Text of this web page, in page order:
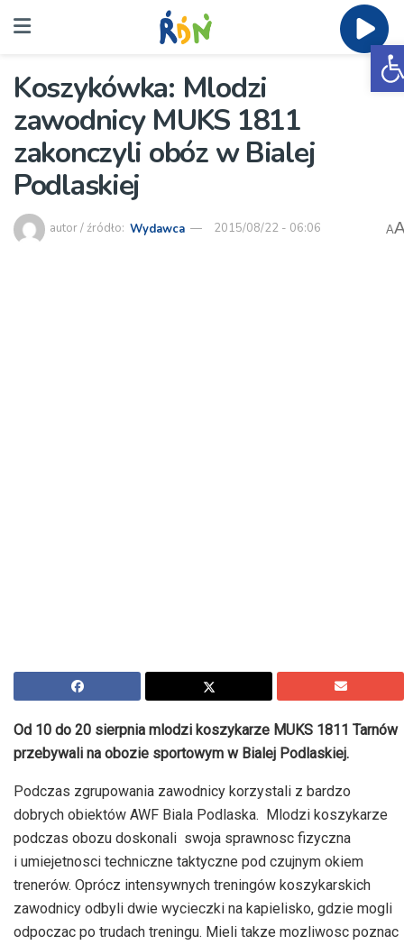
Koszykówka: Mlodzi
zawodnicy MUKS 1811
zakonczyli obóz w Bialej
Podlaskiej
autor / źródło: Wydawca 2015/08/22 - 06:06 A
Od 10 do 20 sierpnia mlodzi koszykarze MUKS 1811 Tarnów
przebywali na obozie sportowym w Bialej Podlaskiej.
Podczas zgrupowania zawodnicy korzystali z bardzo
dobrych obiektów AWF Biala Podlaska. Mlodzi koszykarze
podczas obozu doskonali swoja sprawnosc fizyczna
i umiejetnosci techniczne taktyczne pod czujnym okiem
trenerów. Oprócz intensywnych treningów koszykarskich
zawodnicy odbyli dwie wycieczki na kapielisko, gdzie mogli
odpoczac po trudach treningu. Mieli takze mozliwosc poznac